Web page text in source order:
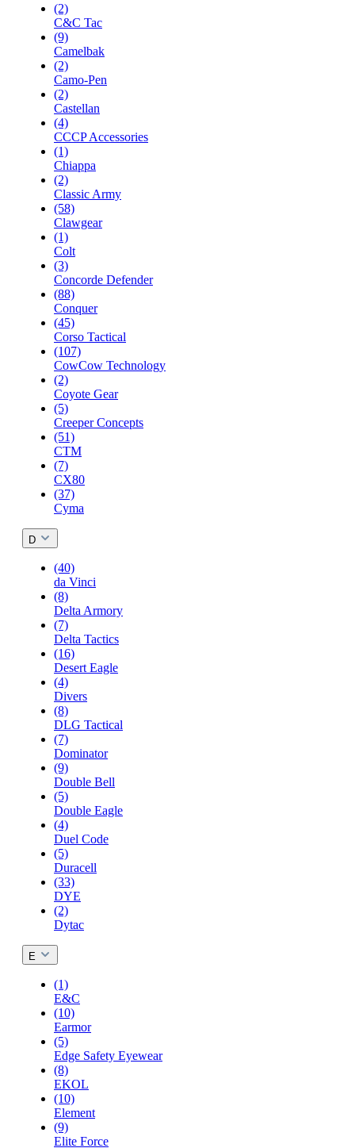
(2)
C&C Tac
(9)
Camelbak
(2)
Camo-Pen
(2)
Castellan
(4)
CCCP Accessories
(1)
Chiappa
(2)
Classic Army
(58)
Clawgear
(1)
Colt
(3)
Concorde Defender
(88)
Conquer
(45)
Corso Tactical
(107)
CowCow Technology
(2)
Coyote Gear
(5)
Creeper Concepts
(51)
CTM
(7)
CX80
(37)
Cyma
D
(40)
da Vinci
(8)
Delta Armory
(7)
Delta Tactics
(16)
Desert Eagle
(4)
Divers
(8)
DLG Tactical
(7)
Dominator
(9)
Double Bell
(5)
Double Eagle
(4)
Duel Code
(5)
Duracell
(33)
DYE
(2)
Dytac
E
(1)
E&C
(10)
Earmor
(5)
Edge Safety Eyewear
(8)
EKOL
(10)
Element
(9)
Elite Force